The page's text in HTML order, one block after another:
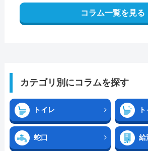
コラム一覧を見る
カテゴリ別にコラムを探す
トイレ
蛇口 給